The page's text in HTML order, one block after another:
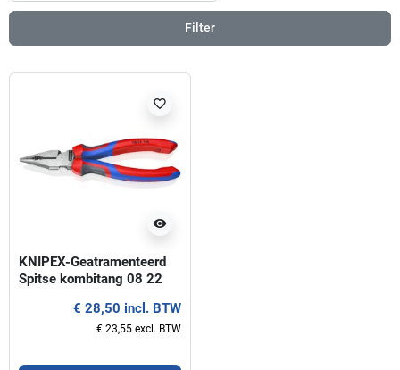
Filter
visibility
favorite_border
KNIPEX-Geatramenteerd
Spitse kombitang 08 22
€ 28,50 incl. BTW
€ 23,55 excl. BTW